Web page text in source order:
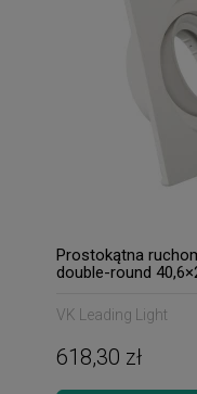
Prostokątna
double-round
VK Leading Light
618,30 zł